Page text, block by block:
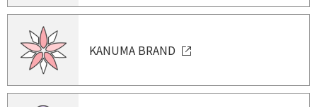
KANUMA BRAND